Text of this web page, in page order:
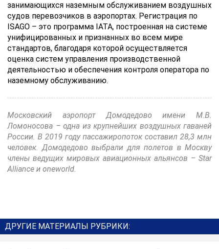
занимающихся наземным обслуживанием воздушных
судов перевозчиков в аэропортах. Регистрация по
ISAGO – это программа IATA, построенная на системе
унифицированных и признанных во всем мире
стандартов, благодаря которой осуществляется
оценка систем управления производственной
деятельностью и обеспечения контроля оператора по
наземному обслуживанию.
Московский аэропорт Домодедово имени М.В.
Ломоносова – одна из крупнейших воздушных гаваней
России. В 2019 году пассажиропоток составил 28,3 млн
человек. Домодедово выбрали для полетов в Москву
члены ведущих мировых авиационных альянсов – Star
Alliance и oneworld.
ДРУГИЕ МАТЕРИАЛЫ РУБРИКИ: